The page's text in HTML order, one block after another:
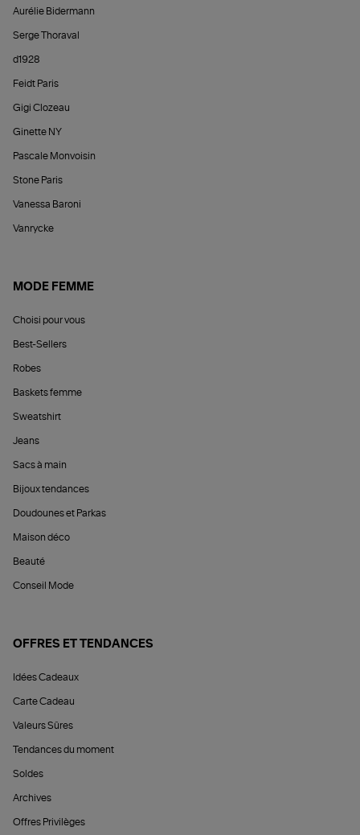
Aurélie Bidermann
Serge Thoraval
d1928
Feidt Paris
Gigi Clozeau
Ginette NY
Pascale Monvoisin
Stone Paris
Vanessa Baroni
Vanrycke
MODE FEMME
Choisi pour vous
Best-Sellers
Robes
Baskets femme
Sweatshirt
Jeans
Sacs à main
Bijoux tendances
Doudounes et Parkas
Maison déco
Beauté
Conseil Mode
OFFRES ET TENDANCES
Idées Cadeaux
Carte Cadeau
Valeurs Sûres
Tendances du moment
Soldes
Archives
Offres Privilèges